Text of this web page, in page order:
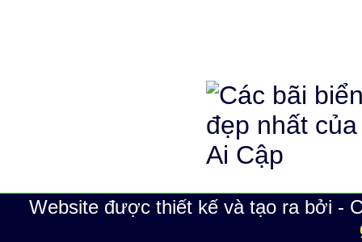
Website được thiết kế và tạo ra bởi -